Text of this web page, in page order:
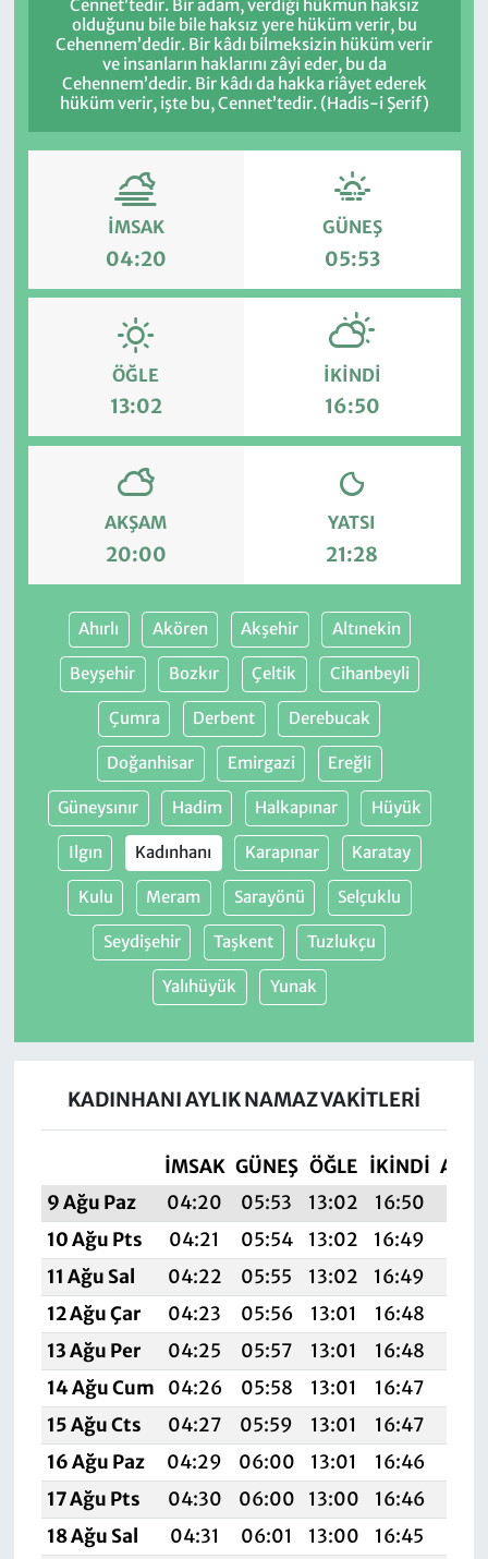
Cennet’tedir. Bir adam, verdiği hükmün haksız
olduğunu bile bile haksız yere hüküm verir, bu
Cehennem’dedir. Bir kâdı bilmeksizin hüküm verir
ve insanların haklarını zâyi eder, bu da
Cehennem’dedir. Bir kâdı da hakka riâyet ederek
hüküm verir, işte bu, Cennet’tedir. (Hadis-i Şerif)
İMSAK
04:20
GÜNEŞ
05:53
ÖĞLE
13:02
İKINDI
16:50
AKŞAM
20:00
YATSI
21:28
Ahırlı Akören Akşehir Altınekin
Beyşehir Bozkır Çeltik Cihanbeyli
Çumra Derbent Derebucak
Doğanhisar Emirgazi Ereğli
Güneysınır Hadim Halkapınar Hüyük
Ilgın Kadınhanı Karapınar Karatay
Kulu Meram Sarayönü Selçuklu
Seydişehir Taşkent Tuzlukçu
Yalıhüyük Yunak
KADINHANI AYLIK NAMAZ VAKITLERI
İMSAK GÜNEŞ ÖĞLE İKINDI
9 Ağu Paz
04:20 05:53 13:02 16:50
10 Ağu Pts
04:21 05:54 13:02 16:49
11 Ağu Sal
04:22 05:55 13:02 16:49
12 Ağu Çar
04:23 05:56 13:01 16:48
13 Ağu Per
04:25 05:57 13:01 16:48
14 Ağu Cum
04:26 05:58 13:01 16:47
15 Ağu Cts
04:27 05:59 13:01 16:47
16 Ağu Paz
04:29 06:00 13:01 16:46
17 Ağu Pts
04:30 06:00 13:00 16:46
18 Ağu Sal
04:31 06:01 13:00 16:45